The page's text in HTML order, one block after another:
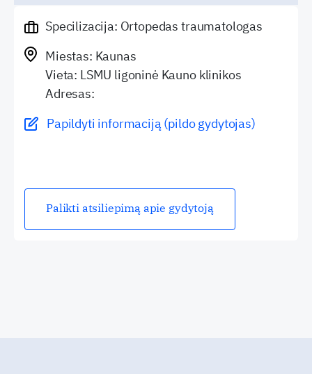
Specilizacija: Ortopedas traumatologas
Miestas: Kaunas
Vieta: LSMU ligoninė Kauno klinikos
Adresas:
Papildyti informaciją (pildo gydytojas)
Palikti atsiliepimą apie gydytoją